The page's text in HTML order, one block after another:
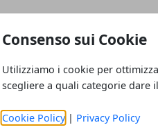
Consenso sui Cookie
Utilizziamo i cookie per
scegliere a quali categorie dare
Cookie Policy| Privacy Policy
è quello di
panca alle lampade e
di archiviazione,
rettangolari sotto la